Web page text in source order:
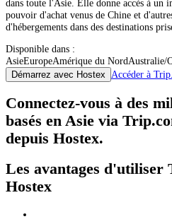
dans toute l'Asie. Elle donne accès à un
pouvoir d'achat venus de Chine et
d'hébergements dans des destinations
Disponible dans :
AsieEuropeAmérique du NordAustralie/
Démarrez avec Hostex Accéder à
Connectez-vous à des
basés en Asie via
depuis Hostex.
Les avantages d'utiliser
Hostex